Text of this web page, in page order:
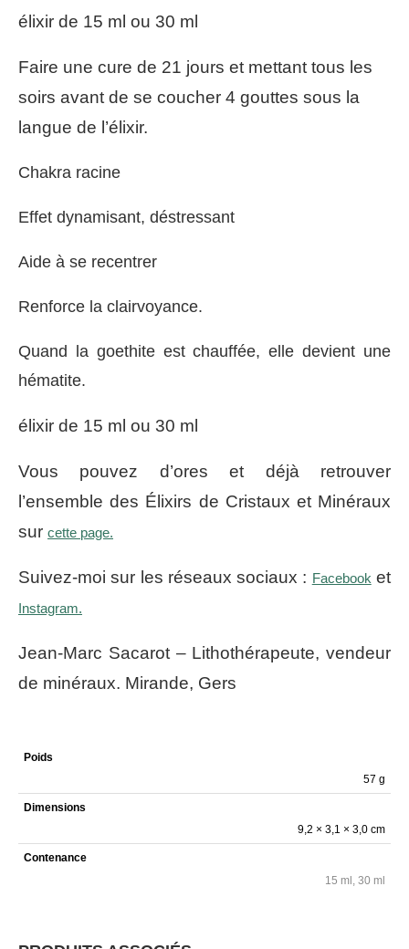
élixir de 15 ml ou 30 ml
Faire une cure de 21 jours et mettant tous les
soirs avant de se coucher 4 gouttes sous la
langue de l’élixir.
Chakra racine
Effet dynamisant, déstressant
Aide à se recentrer
Renforce la clairvoyance.
Quand la goethite est chauffée, elle devient une
hématite.
élixir de 15 ml ou 30 ml
Vous pouvez d’ores et déjà retrouver
l’ensemble des Élixirs de Cristaux et Minéraux
sur cette page.
Suivez-moi sur les réseaux sociaux : Facebook et
Instagram.
Jean-Marc Sacarot – Lithothérapeute, vendeur
de minéraux. Mirande, Gers
Poids
57 g
Dimensions
9,2 × 3,1 × 3,0 cm
Contenance
15 ml, 30 ml